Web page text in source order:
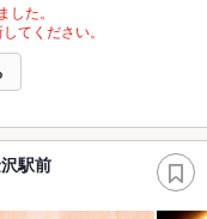
た。
てください。
駅前